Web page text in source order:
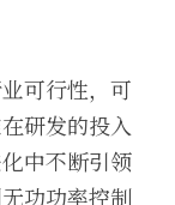
可行性，可
研发的投入
中不断引领
功功率控制